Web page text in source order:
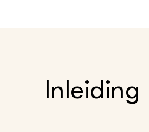
Inleiding